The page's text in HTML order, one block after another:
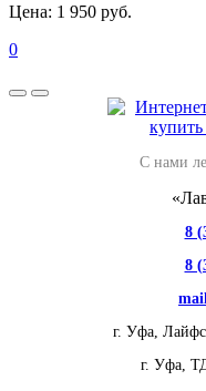
Цена: 1 950 руб.
0
С нами
8
8
г. Уфа,
г. Уфа,